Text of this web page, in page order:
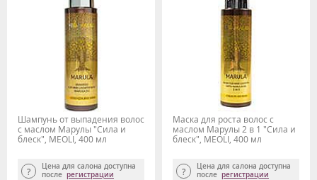
Шампунь от выпадения волос
с маслом Марулы "Сила и
блеск", MEOLI, 400 мл
Цена для салона доступна
после регистрации
Маска для роста волос с
маслом Марулы 2 в 1 "Сила и
блеск", MEOLI, 400 мл
Цена для салона доступна
после регистрации